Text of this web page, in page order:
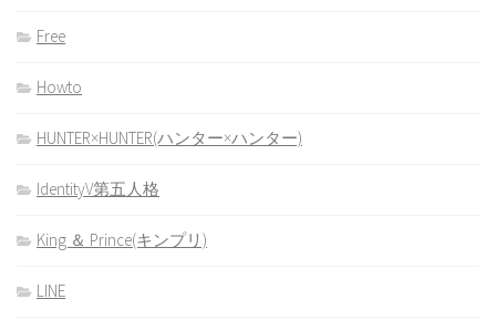
Free
Howto
HUNTER×HUNTER(ハンター×ハンター)
IdentityV第五人格
King ＆ Prince(キンプリ)
LINE